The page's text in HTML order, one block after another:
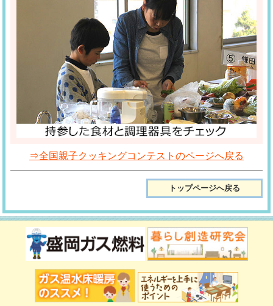
⇒全国親子クッキングコンテストのページへ戻る
トップページへ戻る